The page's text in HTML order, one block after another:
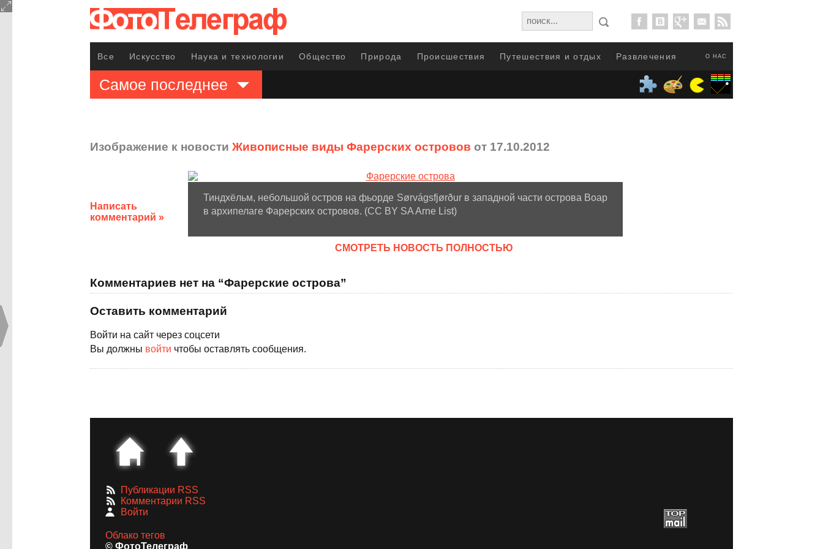
О НАС
Все Искусство Наука и технологии Общество Природа Происшествия Путешествия и отдых Развлечения
Самое последнее
Изображение к новости Живописные виды Фарерских островов от 17.10.2012
Написать
комментарий »
Тиндхёльм, небольшой остров на фьорде Sørvágsfjørður в западной части острова Воар
в архипелаге Фарерских островов. (CC BY SA Arne List)
CМОТРЕТЬ НОВОСТЬ ПОЛНОСТЬЮ
Комментариев нет на “Фарерские острова”
Оставить комментарий
Войти на сайт через соцсети
Вы должны войти чтобы оставлять сообщения.
Публикации RSS
Комментарии RSS
Войти
Облако тегов
© ФотоТелеграф